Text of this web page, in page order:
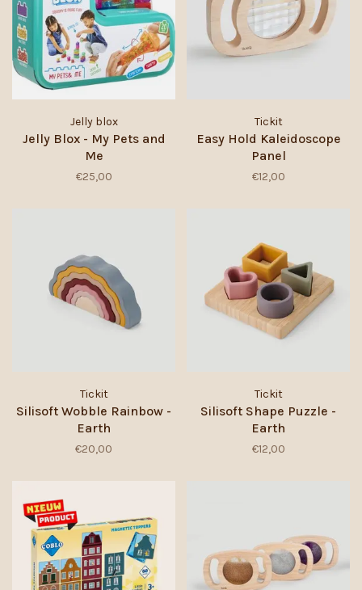
Jelly blox
Jelly Blox - My Pets and
Me
€25,00
Tickit
Easy Hold Kaleidoscope
Panel
€12,00
Tickit
Silisoft Wobble Rainbow -
Earth
€20,00
Tickit
Silisoft Shape Puzzle -
Earth
€12,00